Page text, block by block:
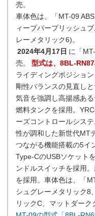
売。
車体色は、「MT-09
ィープパープリッシュ
レーメタリック6)。
2024年4月17日 に「
売。
型式は、8BL-
ライディングポジショ
剛性バランスの見直し
気音を強調し高揚感あ
燃料タンクを採用。
ーズコントロールシス
性が調和した新世代MT
つながる機能搭載の5イ
Type-CのUSBソケット
ンドルスイッチを採用
を採用。車体色は、「
シュグレーメタリック8
リックC、マットダーク